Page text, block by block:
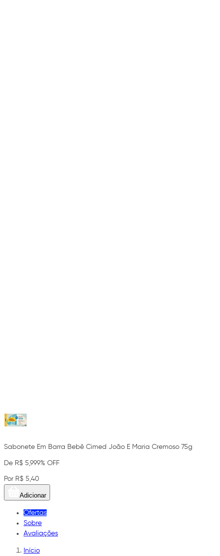
Sabonete Em Barra Bebê Cimed João E Maria Cremoso 75g
De R$ 5,999% OFF
Por R$ 5,40
Adicionar
Ofertas
Sobre
Avaliações
Início